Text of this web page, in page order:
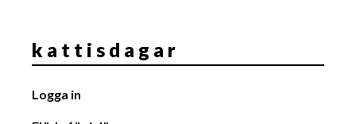
k a t t i s d a g a r
Logga in